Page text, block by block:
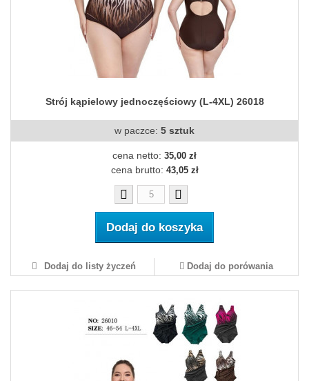
Strój kąpielowy jednoczęściowy (L-4XL) 26018
w paczce: 5 sztuk
cena netto: 35,00 zł
cena brutto: 43,05 zł
Dodaj do koszyka
Dodaj do listy życzeń Dodaj do porówania